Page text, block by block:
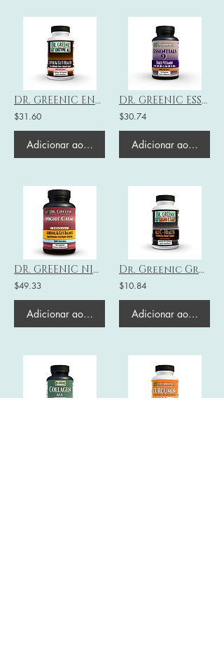
DR. GREENIC ENZYME ALL 1400MG with TUDCA, Ox Bile & 12 Digestive Enzymes
$31.60
Adicionar ao carrinho
DR. GREENIC ESSENTIALS 9 Daily Vitamin 100 Capsules Supplement
$30.74
Adicionar ao carrinho
DR. GREENIC NIGHT CALM 1300MG 100 Capsules – Adrenal & Gut Balance
$49.33
Adicionar ao carrinho
Dr. Greenic Grand C Care - Todos os C Saúde
$10.84
Adicionar ao carrinho